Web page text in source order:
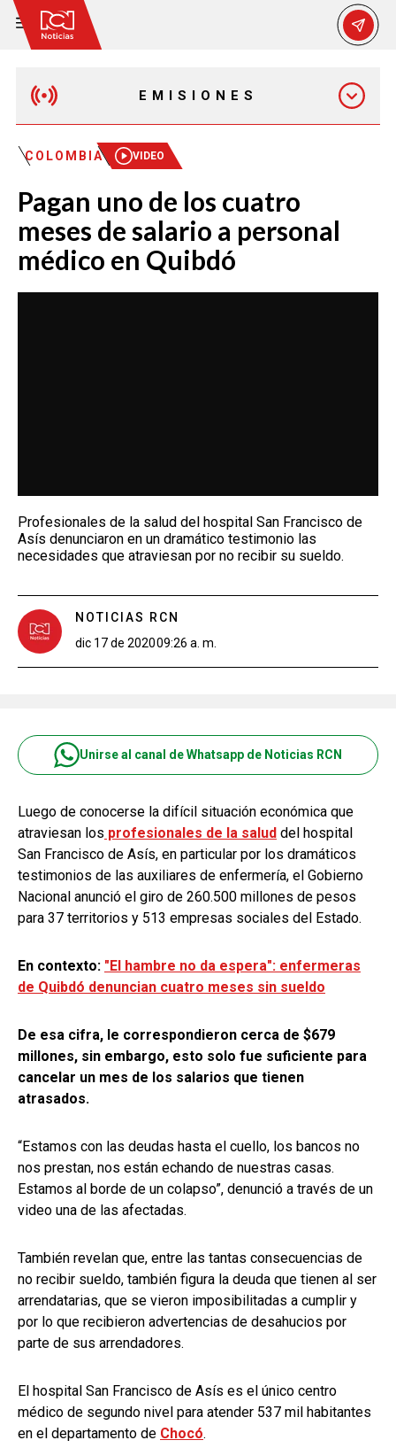
EMISIONES
EMISIÓN 12:30 PM
EMISIÓN 7:00 PM
COLOMBIA VIDEO
Pagan uno de los cuatro
meses de salario a personal
médico en Quibdó
Profesionales de la salud del hospital San Francisco de
Asís denunciaron en un dramático testimonio las
necesidades que atraviesan por no recibir su sueldo.
NOTICIAS RCN
dic 17 de 202009:26 a. m.
Unirse al canal de Whatsapp de Noticias RCN
Luego de conocerse la difícil situación económica que
atraviesan los profesionales de la salud del hospital
San Francisco de Asís, en particular por los dramáticos
testimonios de las auxiliares de enfermería, el Gobierno
Nacional anunció el giro de 260.500 millones de pesos
para 37 territorios y 513 empresas sociales del Estado.
En contexto: "El hambre no da espera": enfermeras
de Quibdó denuncian cuatro meses sin sueldo
De esa cifra, le correspondieron cerca de $679
millones, sin embargo, esto solo fue suficiente para
cancelar un mes de los salarios que tienen
atrasados.
“Estamos con las deudas hasta el cuello, los bancos no
nos prestan, nos están echando de nuestras casas.
Estamos al borde de un colapso”, denunció a través de un
video una de las afectadas.
También revelan que, entre las tantas consecuencias de
no recibir sueldo, también figura la deuda que tienen al ser
arrendatarias, que se vieron imposibilitadas a cumplir y
por lo que recibieron advertencias de desahucios por
parte de sus arrendadores.
El hospital San Francisco de Asís es el único centro
médico de segundo nivel para atender 537 mil habitantes
en el departamento de Chocó.